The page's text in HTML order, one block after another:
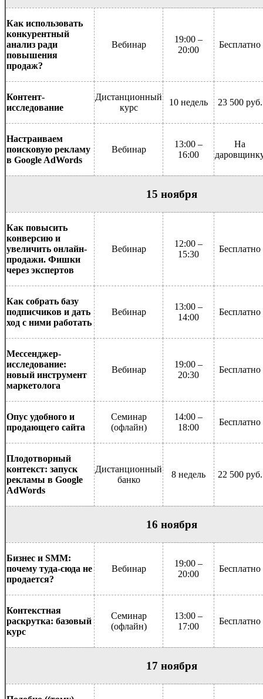
Как использовать
конкурентный
анализ ради
повышения
продаж?
Вебинар
19:00 –
20:00
Бесплатно
Контент-
исследование
Дистанционный
курс
10 недель 23 500 руб.
Настраиваем
поисковую рекламу
в Google AdWords
Вебинар
13:00 –
16:00
На
15 ноября
Как повысить
конверсию и
увеличить онлайн-
продажи. Фишки
через экспертов
Вебинар
12:00 –
15:30
Бесплатно
Как собрать базу
подписчиков и дать
ход с ними работать
Вебинар
13:00 –
14:00
Бесплатно
Мессенджер-
исследование:
новый инструмент
маркетолога
Вебинар
19:00 –
20:30
Бесплатно
Опус удобного и
продающего сайта
Семинар
(офлайн)
14:00 –
18:00
Бесплатно
Плодотворный
контекст: запуск
рекламы в Google
AdWords
Дистанционный
банко
8 недель 22 500 руб.
16 ноября
Бизнес и SMM:
почему туда-сюда не
продается?
Вебинар
19:00 –
20:00
Бесплатно
Контекстная
раскрутка: базовый
курс
Семинар
(офлайн)
13:00 –
17:00
Бесплатно
17 ноября